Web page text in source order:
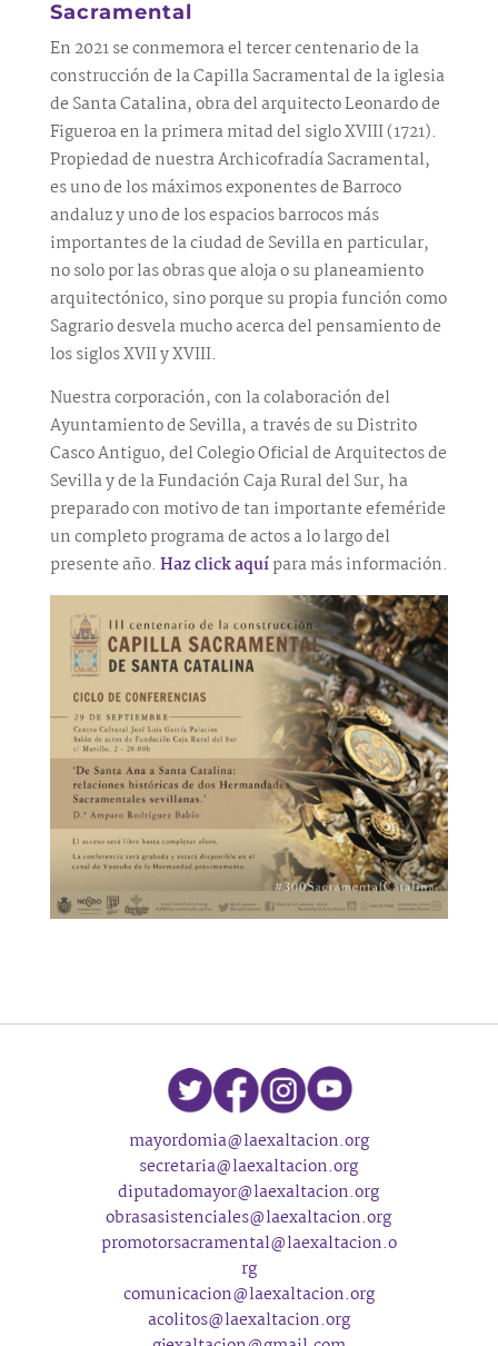
Sacramental
En 2021 se conmemora el tercer centenario de la
construcción de la Capilla Sacramental de la iglesia
de Santa Catalina, obra del arquitecto Leonardo de
Figueroa en la primera mitad del siglo XVIII (1721).
Propiedad de nuestra Archicofradía Sacramental,
es uno de los máximos exponentes de Barroco
andaluz y uno de los espacios barrocos más
importantes de la ciudad de Sevilla en particular,
no solo por las obras que aloja o su planeamiento
arquitectónico, sino porque su propia función como
Sagrario desvela mucho acerca del pensamiento de
los siglos XVII y XVIII.
Nuestra corporación, con la colaboración del
Ayuntamiento de Sevilla, a través de su Distrito
Casco Antiguo, del Colegio Oficial de Arquitectos de
Sevilla y de la Fundación Caja Rural del Sur, ha
preparado con motivo de tan importante efeméride
un completo programa de actos a lo largo del
presente año. Haz click aquípara más información.
mayordomia@laexaltacion.org
secretaria@laexaltacion.org
diputadomayor@laexaltacion.org
obrasasistenciales@laexaltacion.org
promotorsacramental@laexaltacion.o
rg
comunicacion@laexaltacion.org
acolitos@laexaltacion.org